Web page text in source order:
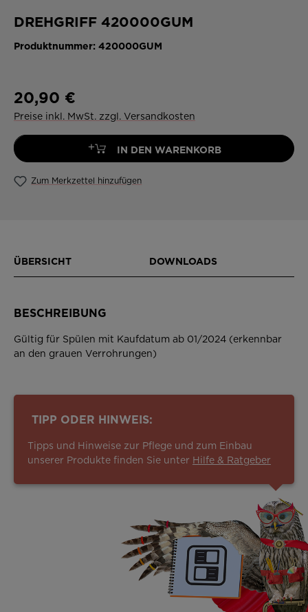
DREHGRIFF 420000GUM
Produktnummer: 420000GUM
20,90 €
Preise inkl. MwSt. zzgl. Versandkosten
+ IN DEN WARENKORB
Zum Merkzettel hinzufügen
ÜBERSICHT DOWNLOADS
BESCHREIBUNG
Gültig für Spülen mit Kaufdatum ab 01/2024 (erkennbar
an den grauen Verrohrungen)
TIPP ODER HINWEIS:
Tipps und Hinweise zur Pflege und zum Einbau
unserer Produkte finden Sie unter Hilfe & Ratgeber